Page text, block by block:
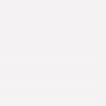
auxquels ce bien est
site